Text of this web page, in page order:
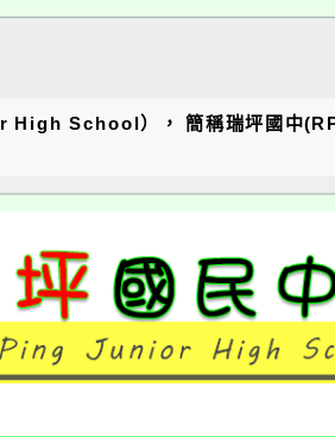
School）， 簡稱瑞坪國中